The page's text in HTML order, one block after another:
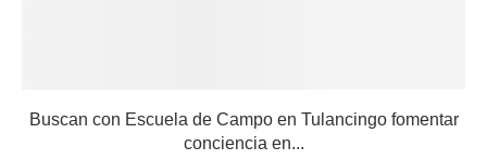
Buscan con Escuela de Campo en Tulancingo fomentar
conciencia en...